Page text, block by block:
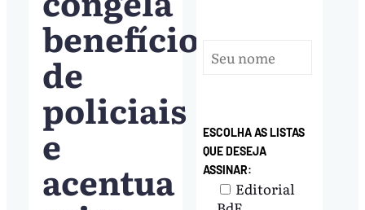
benefícios
de
policiais
e
acentua
ESCOLHA AS LISTAS
QUE DESEJA
ASSINAR:
Editorial